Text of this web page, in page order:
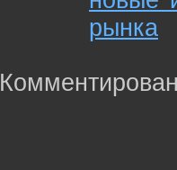
рынка